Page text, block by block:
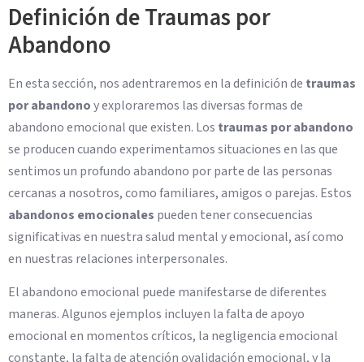
Definición de Traumas por
Abandono
En esta sección, nos adentraremos en la definición de traumas
por abandonoy exploraremos las diversas formas de
abandono emocional que existen. Los traumas por abandono
se producen cuando experimentamos situaciones en las que
sentimos un profundo abandono por parte de las personas
cercanas a nosotros, como familiares, amigos o parejas. Estos
abandonos emocionales pueden tener consecuencias
significativas en nuestra salud mental y emocional, así como
en nuestras relaciones interpersonales.
El abandono emocional puede manifestarse de diferentes
maneras. Algunos ejemplos incluyen la falta de apoyo
emocional en momentos críticos, la negligencia emocional
constante, la falta de atención ovalidación emocional, y la